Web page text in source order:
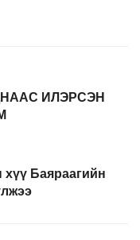
ИЛЭРСЭН
Баяраагийн